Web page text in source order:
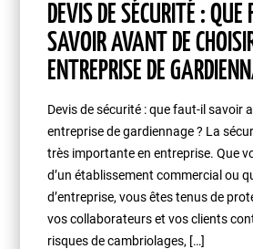
DEVIS DE SÉCURITÉ : QUE
SAVOIR AVANT DE
ENTREPRISE DE
Devis de sécurité : que faut-il savoir
entreprise de gardiennage ? La
très importante en entreprise. Que
d’un établissement commercial ou
d’entreprise, vous êtes tenus de
vos collaborateurs et vos clients
risques de cambriolages, […]